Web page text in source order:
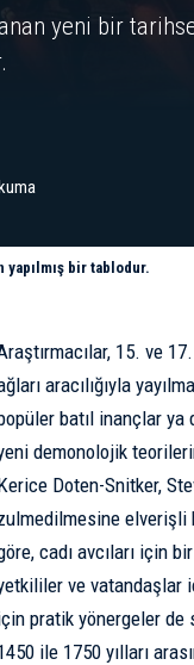
yeni bir
yapılmış bir tablodur.
15. ve
aracılığıyla
batıl inançlar
demonolojik
Doten-Snitker,
elverişli
cadı avcıları için
ve vatandaşlar
pratik yönergeler de
ile 1750 yılları